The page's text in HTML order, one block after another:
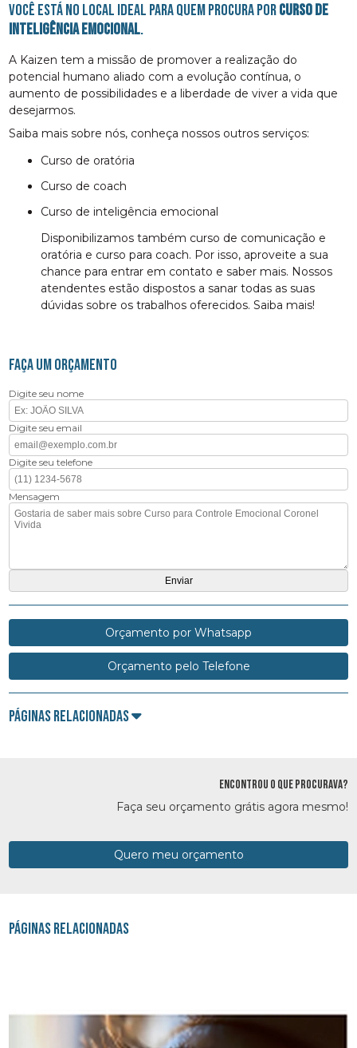
Você está no local ideal para quem procura porcurso de
inteligência emocional.
A Kaizen tem a missão de promover a realização do
potencial humano aliado com a evolução contínua, o
aumento de possibilidades e a liberdade de viver a vida que
desejarmos.
Saiba mais sobre nós, conheça nossos outros serviços:
curso de oratória
curso de coach
curso de inteligência emocional
Disponibilizamos também curso de comunicação e
oratória e curso para coach. Por isso, aproveite a sua
chance para entrar em contato e saber mais. Nossos
atendentes estão dispostos a sanar todas as suas
dúvidas sobre os trabalhos oferecidos. Saiba mais!
FAÇA UM ORÇAMENTO
Digite seu nome
Digite seu email
Digite seu telefone
Mensagem
Orçamento por Whatsapp
Orçamento pelo Telefone
Páginas Relacionadas
ENCONTROU O QUE PROCURAVA?
Faça seu orçamento grátis agora mesmo!
Quero meu orçamento
Páginas Relacionadas